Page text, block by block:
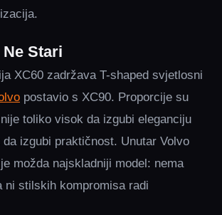
Stari
XC60 zadržava T-shaped svjetlosni
postavio s XC90. Proporcije su
toliko visok da izgubi eleganciju
izgubi praktičnost. Unutar Volvo
možda najskladniji model: nema
ni stilskih kompromisa radi